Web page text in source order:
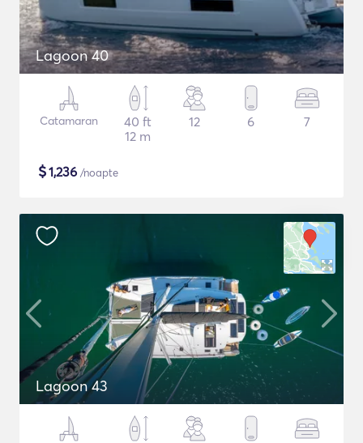
Lagoon 40
Catamaran
40 ft
12 m
12 6 7
$1,236 /noapte
Lagoon 43